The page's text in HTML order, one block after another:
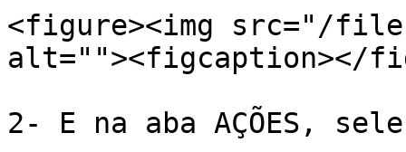
<figure><img src="/files/
alt=""><figcaption></
2- E na aba AÇÕES,